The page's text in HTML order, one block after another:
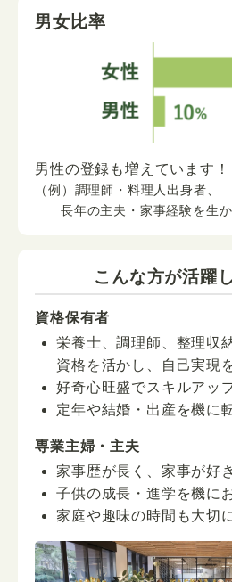
男女比率
男性の登録も増えています！
（例）調理師・料理人出身者、
長年の主夫・家事経験を生
こんな方が活躍
資格保有者
栄養士、調理師、整理収
資格を活かし、自己実現
好奇心旺盛でスキルアッ
定年や結婚・出産を機に
専業主婦・主夫
家事歴が長く、家事が好
子供の成長・進学を機に
家庭や趣味の時間も大切